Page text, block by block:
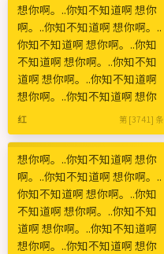
想你啊。..你知不知道啊 想你
啊。..你知不知道啊 想你啊。..
你知不知道啊 想你啊。..你知
不知道啊 想你啊。..你知不知
道啊 想你啊。..你知不知道啊
想你啊。..你知不知道啊 想你
红 第 [3741] 条
想你啊。..你知不知道啊 想你
啊。..你知不知道啊 想你啊。..
你知不知道啊 想你啊。..你知
不知道啊 想你啊。..你知不知
道啊 想你啊。..你知不知道啊
想你啊。..你知不知道啊 想你